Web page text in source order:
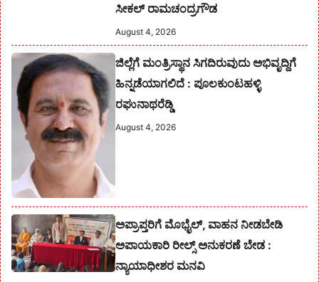
ಸೀಕಲ್ ರಾಮಚಂದ್ರಗೌಡ
August 4, 2026
ಜಿಲ್ಲೆಗೆ ಮಂತ್ರಿಸ್ಥಾನ ಸಿಗದಿರುವುದು ಅಭಿವೃದ್ದಿಗೆ
ಹಿನ್ನಡೆಯಾಗಲಿದೆ : ಪೂಲಕುಂಟಹಳ್ಳಿ
ರಘುನಾಥರೆಡ್ಡಿ
August 4, 2026
ಅಪ್ರಾಪ್ತರಿಗೆ ಮೊಭೈಲ್, ವಾಹನ ನೀಡಬೇಡಿ
ಅಪಾಯಕಾರಿ ರೀಲ್ಸ್ ಅನುಕರಣೆ ಬೇಡ :
ನ್ಯಾಯಾಧೀಶರ ಮನವಿ